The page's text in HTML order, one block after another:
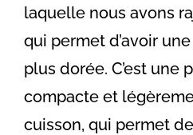
laquelle nous avons
qui permet d’avoir
plus dorée. C’est une
compacte et
cuisson, qui permet